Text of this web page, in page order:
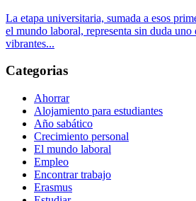
La etapa universitaria, sumada a esos
el mundo laboral, representa sin duda uno
vibrantes...
Categorias
Ahorrar
Alojamiento para estudiantes
Año sabático
Crecimiento personal
El mundo laboral
Empleo
Encontrar trabajo
Erasmus